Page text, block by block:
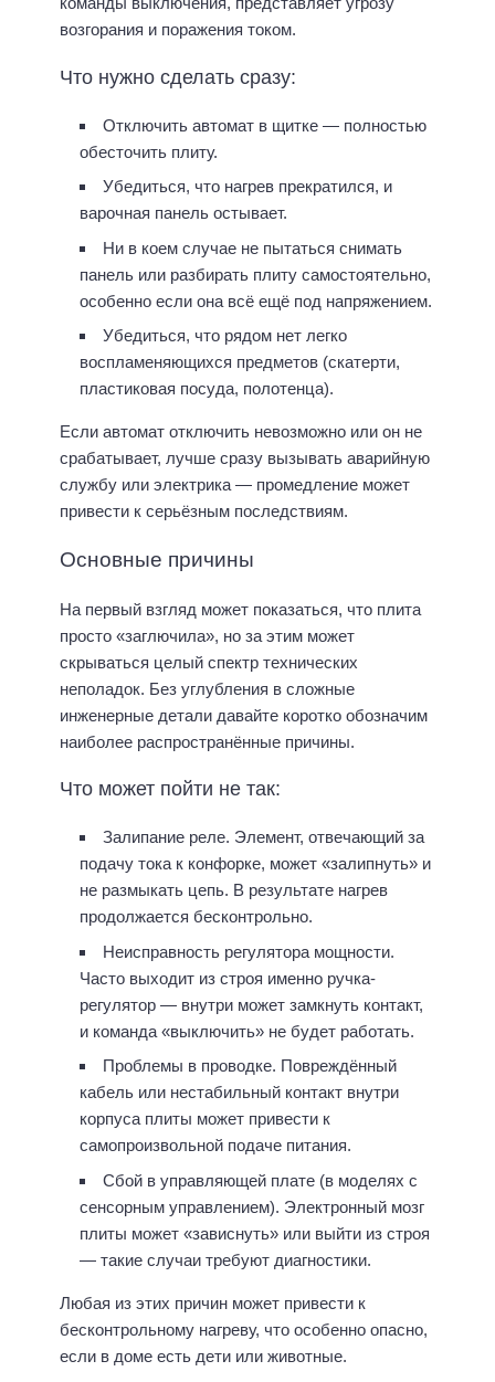
возгорания и поражения током.
Что нужно сделать сразу:
Отключить автомат в щитке — полностью
обесточить плиту.
Убедиться, что нагрев прекратился, и
варочная панель остывает.
Ни в коем случае не пытаться снимать
панель или разбирать плиту самостоятельно,
особенно если она всё ещё под напряжением.
Убедиться, что рядом нет легко
воспламеняющихся предметов (скатерти,
пластиковая посуда, полотенца).
Если автомат отключить невозможно или он не
срабатывает, лучше сразу вызывать аварийную
службу или электрика — промедление может
привести к серьёзным последствиям.
Основные причины
На первый взгляд может показаться, что плита
просто «заглючила», но за этим может
скрываться целый спектр технических
неполадок. Без углубления в сложные
инженерные детали давайте коротко обозначим
наиболее распространённые причины.
Что может пойти не так:
Залипание реле. Элемент, отвечающий за
подачу тока к конфорке, может «залипнуть» и
не размыкать цепь. В результате нагрев
продолжается бесконтрольно.
Неисправность регулятора мощности.
Часто выходит из строя именно ручка-
регулятор — внутри может замкнуть контакт,
и команда «выключить» не будет работать.
Проблемы в проводке. Повреждённый
кабель или нестабильный контакт внутри
корпуса плиты может привести к
самопроизвольной подаче питания.
Сбой в управляющей плате (в моделях с
сенсорным управлением). Электронный мозг
плиты может «зависнуть» или выйти из строя
— такие случаи требуют диагностики.
Любая из этих причин может привести к
бесконтрольному нагреву, что особенно опасно,
если в доме есть дети или животные.